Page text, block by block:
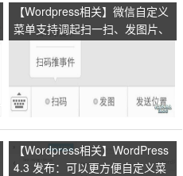
【Wordpress相关】微信自定义
菜单支持调起扫一扫、发图片、
【Wordpress相关】WordPress
4.3 发布：可以更方便自定义菜